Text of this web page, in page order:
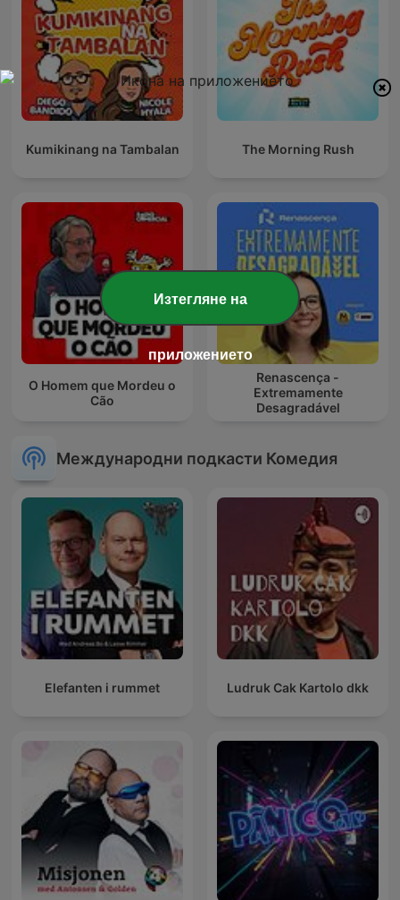
Kumikinang na Tambalan The Morning Rush
O Homem que Mordeu o
Cão
Renascença -
Extremamente
Desagradável
Международни подкасти Комедия
Elefanten i rummet Ludruk Cak Kartolo dkk
Изтегляне на
приложението